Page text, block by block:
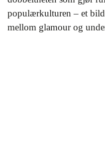
populærkulturen – et
mellom glamour og